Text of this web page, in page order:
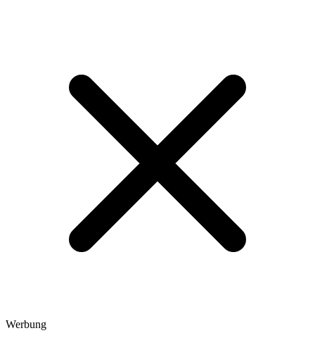
Werbung